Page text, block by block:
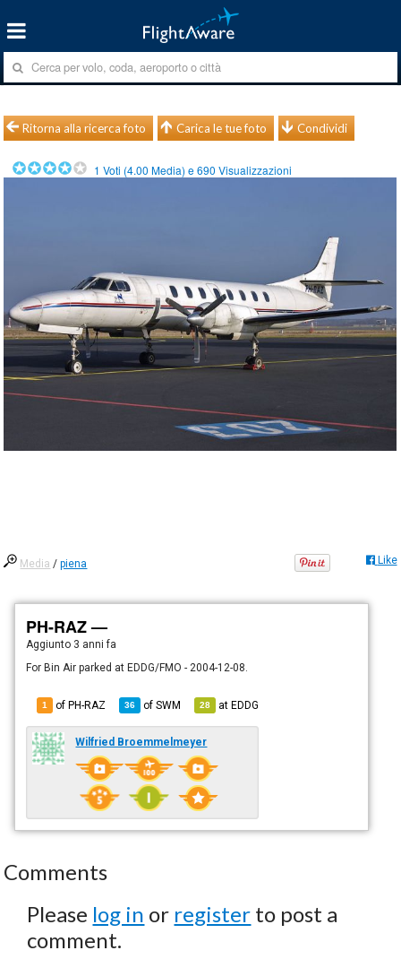
Ritorna alla ricerca foto Carica le tue foto Condividi
1 Voti (4.00 Media) e690 Visualizzazioni
Media /piena Like
PH-RAZ —
Aggiunto 3 anni fa
For Bin Air parked at EDDG/FMO - 2004-12-08.
1 of PH-RAZ 36 ofSWM 28 atEDDG
Wilfried Broemmelmeyer
Comments
Please log in or register to post a
comment.